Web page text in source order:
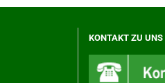
KONTAKT ZU UNS